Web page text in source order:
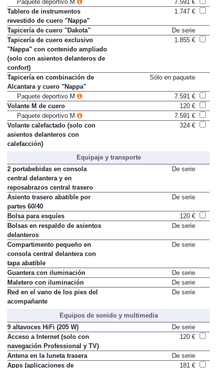
Paquete deportivo M
7.591 €
Tablero de instrumentos
revestido de cuero "Nappa"
Tapicería de cuero "Dakota"
De serie
Tapicería de cuero exclusivo
"Nappa" con contenido ampliado
(solo con asientos delanteros de
confort)
Tapicería en combinación de
Alcantara y cuero "Nappa"
Paquete deportivo M
7.591 €
Volante M de cuero
120 €
Paquete deportivo M
7.591 €
Volante calefactado (solo con
asientos delanteros con
Equipaje y transporte
2 portabebidas en consola
central delantera y en
reposabrazos central trasero
Asiento trasero abatible por
partes 60/40
Bolsa para esquíes
120 €
Bolsas en respaldo de asientos
delanteros
Compartimento pequeño en
consola central delantera con
tapa abatible
Guantera con iluminación
De serie
Maletero con iluminación
De serie
Red en el vano de los pies del
Equipos de sonido y multimedia
9 altavoces HiFi (205 W)
De serie
Acceso a Internet (solo con
navegación Professional y TV)
Antena en la luneta trasera
De serie